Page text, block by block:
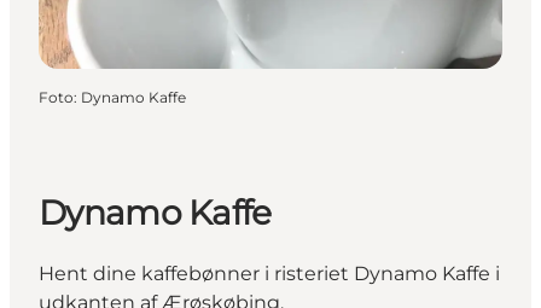
Foto: Dynamo Kaffe
Dynamo Kaffe
Hent dine kaffebønner i risteriet Dynamo Kaffe i
udkanten af Ærøskøbing.